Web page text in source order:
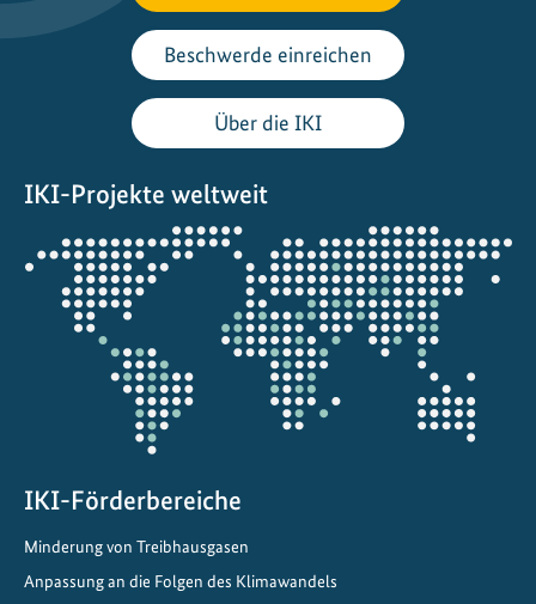
u
n
d
i
m
e
n
:
G
e
s
t
Beschwerde einreichen
Über die IKI
IKI-Projekte weltweit
Öffnet
die
Projektkarte
IKI-Förderbereiche
Minderung von Treibhausgasen
Anpassung an die Folgen des Klimawandels